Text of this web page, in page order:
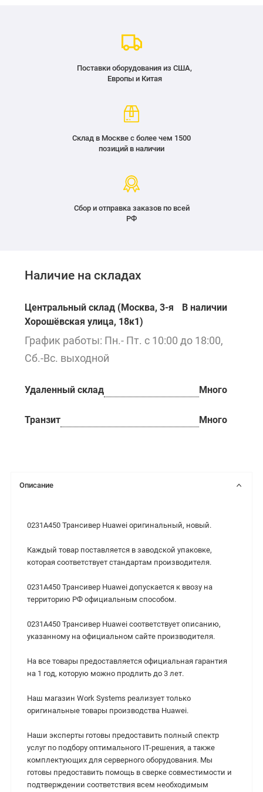
Поставки оборудования из США,
Европы и Китая
Склад в Москве с более чем 1500
позиций в наличии
Сбор и отправка заказов по всей
РФ
Наличие на складах
Центральный склад (Москва, 3-я
Хорошёвская улица, 18к1)
В наличии
График работы: Пн.- Пт. с 10:00 до 18:00,
Сб.-Вс. выходной
Удаленный склад Много
Транзит Много
Описание
0231A450 Трансивер Huawei оригинальный, новый.
Каждый товар поставляется в заводской упаковке,
которая соответствует стандартам производителя.
0231A450 Трансивер Huawei допускается к ввозу на
территорию РФ официальным способом.
0231A450 Трансивер Huawei cоответствует описанию,
указанному на официальном сайте производителя.
На все товары предоставляется официальная гарантия
на 1 год, которую можно продлить до 3 лет.
Наш магазин Work Systems реализует только
оригинальные товары производства Huawei.
Наши эксперты готовы предоставить полный спектр
услуг по подбору оптимального IT-решения, а также
комплектующих для серверного оборудования. Мы
готовы предоставить помощь в сверке совместимости и
подтверждении соответствия всем необходимым